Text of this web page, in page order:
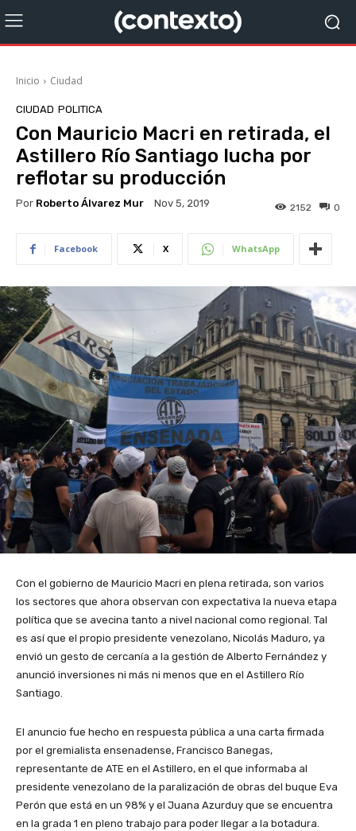
Inicio Ciudad
CIUDAD POLITICA
Con Mauricio Macri en retirada, el
Astillero Río Santiago lucha por
reflotar su producción
Por Roberto Álvarez Mur Nov 5, 2019 0
2152
Facebook X WhatsApp
Con el gobierno de Mauricio Macri en plena retirada, son varios
los sectores que ahora observan con expectativa la nueva etapa
política que se avecina tanto a nivel nacional como regional. Tal
es así que el propio presidente venezolano, Nicolás Maduro, ya
envió un gesto de cercanía a la gestión de Alberto Fernández y
anunció inversiones ni más ni menos que en el Astillero Río
Santiago.
El anuncio fue hecho en respuesta pública a una carta firmada
por el gremialista ensenadense, Francisco Banegas,
representante de ATE en el Astillero, en el que informaba al
presidente venezolano de la paralización de obras del buque Eva
Perón que está en un 98% y el Juana Azurduy que se encuentra
en la grada 1 en pleno trabajo para poder llegar a la botadura.